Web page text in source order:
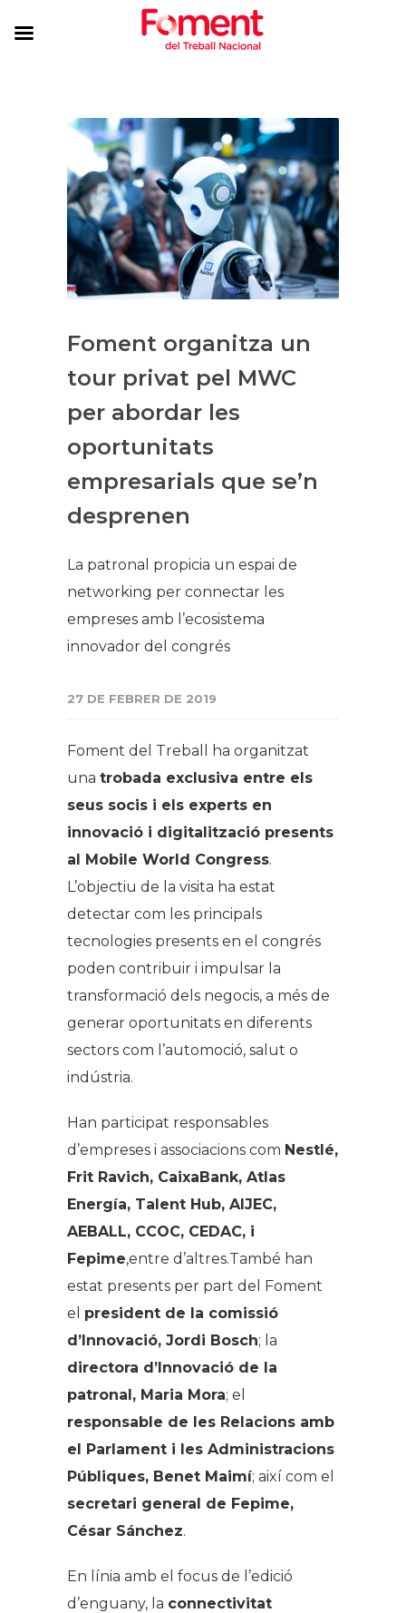
Foment organitza un
tour privat pel MWC
per abordar les
oportunitats
empresarials que se’n
desprenen
La patronal propicia un espai de
networking per connectar les
empreses amb l’ecosistema
innovador del congrés
27 DE FEBRER DE 2019
Foment del Treball ha organitzat
una trobada exclusiva entre els
seus socis i els experts en
innovació i digitalització presents
al Mobile World Congress.
L’objectiu de la visita ha estat
detectar com les principals
tecnologies presents en el congrés
poden contribuir i impulsar la
transformació dels negocis, a més de
generar oportunitats en diferents
sectors com l’automoció, salut o
indústria.
Han participat responsables
d’empreses i associacions com Nestlé,
Frit Ravich, CaixaBank, Atlas
Energía, Talent Hub, AIJEC,
AEBALL, CCOC, CEDAC, i
Fepime,entre d’altres.També han
estat presents per part del Foment
el president de la comissió
d’Innovació, Jordi Bosch; la
directora d’Innovació de la
patronal, Maria Mora; el
responsable de les Relacions amb
el Parlament i les Administracions
Públiques, Benet Maimí; així com el
secretari general de Fepime,
César Sánchez.
En línia amb el focus de l’edició
d’enguany, la connectivitat